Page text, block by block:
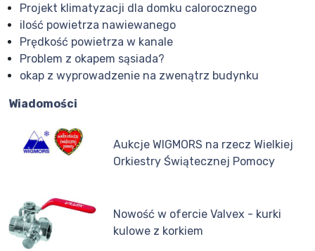
Projekt klimatyzacji dla domku calorocznego
ilość powietrza nawiewanego
Prędkość powietrza w kanale
Problem z okapem sąsiada?
okap z wyprowadzenie na zwenątrz budynku
Wiadomości
Aukcje WIGMORS na rzecz Wielkiej
Orkiestry Świątecznej Pomocy
Nowość w ofercie Valvex - kurki
kulowe z korkiem